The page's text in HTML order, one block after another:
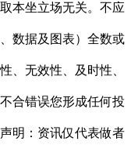
本坐立场无关。不应
数据及图表）全数或
、无效性、及时性、
合错误您形成任何投
明：资讯仅代表做者